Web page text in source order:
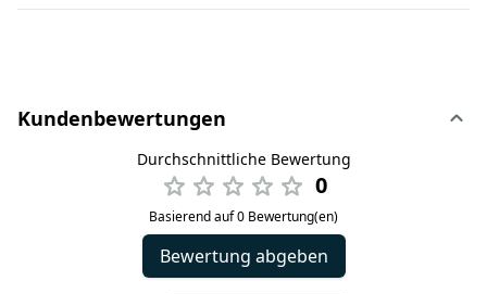
Kundenbewertungen
Durchschnittliche Bewertung
0
Basierend auf 0 Bewertung(en)
Bewertung abgeben